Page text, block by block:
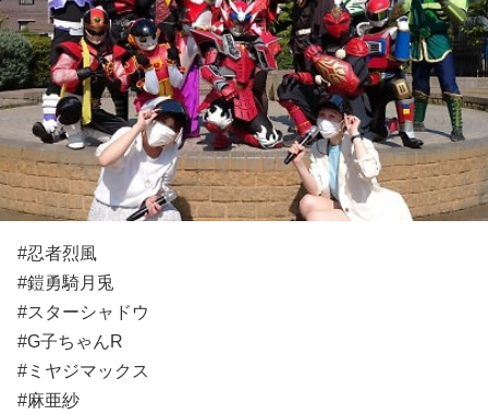
#忍者烈風
#鎧勇騎月兎
#スターシャドウ
#G子ちゃんR
#ミヤジマックス
#麻亜紗